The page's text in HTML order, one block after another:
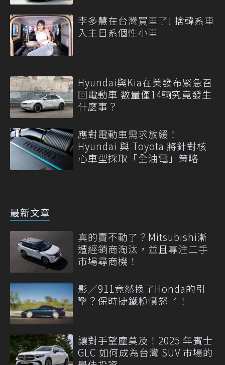
李多慧在台灣買車了! 捨韓系車
入主日系個性小車
Hyundai與Kia在美發布緊急召
回電動車 數量僅14輛究竟發生
什麼事？
應對電動車需求放緩！
Hyundai 與 Toyota 將針對核
心車型採取「全油電」策略
最新文章
真的賣不動了？Mitsubishi漸
遭經銷商淘汰，並且專注二手
市場尋商機！
影／911竟然換了Honda的引
擎？保時捷鐵粉憤怒了！
讓對手望塵莫及！2025 年賓士
GLC 如何成為台灣 SUV 市場的